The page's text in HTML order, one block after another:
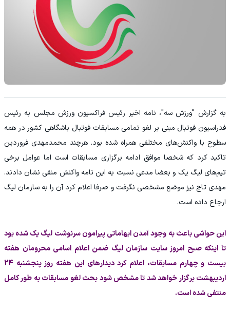
به گزارش "ورزش سه"، نامه اخیر رئیس فراکسیون ورزش مجلس به رئیس
فدراسیون فوتبال مبنی بر لغو تمامی مسابقات فوتبال باشگاهی کشور در همه
سطوح با واکنش‌های مختلفی همراه شده بود. هرچند محمدمهدی فروردین
تاکید کرد که شخصا موافق ادامه برگزاری مسابقات است اما عوامل برخی
تیم‌های لیگ یک و بعضا مدعی نسبت به این نامه واکنش منفی نشان دادند.
مهدی تاج نیز موضع مشخصی نگرفت و صرفا اعلام کرد آن را به سازمان لیگ
ارجاع داده است.
این حواشی باعث به وجود آمدن ابهاماتی پیرامون سرنوشت لیگ یک شده بود
تا اینکه صبح امروز سایت سازمان لیگ ضمن اعلام اسامی محرومان هفته
بیست و چهارم مسابقات، اعلام کرد دیدارهای این هفته روز پنجشنبه 24
اردیبهشت برگزار خواهد شد تا مشخص شود بحث لغو مسابقات به طور کامل
منتفی شده است.